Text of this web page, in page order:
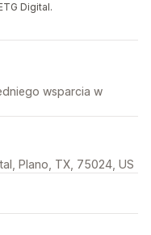
Digital.
wsparcia w
Plano, TX, 75024, US